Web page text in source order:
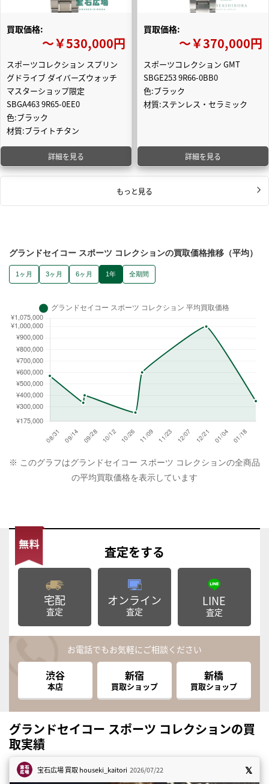
買取価格:
〜￥530,000円
スポーツコレクション スプリン
グドライブ ダイバーズウォッチ
マスターショップ限定
SBGA463 9R65-0EE0
色:ブラック
材質:ブライトチタン
詳細を見る
買取価格:
〜￥370,000円
スポーツコレクション GMT
SBGE253 9R66-0BB0
色:ブラック
材質:ステンレス・セラミック
詳細を見る
もっと見る
グランドセイコー スポーツ コレクションの買取価格推移（平均）
1ヶ月 3ヶ月 6ヶ月 1年 全期間
※ このグラフはグランドセイコー スポーツ コレクションの全商品
の平均買取価格を表示しています
査定をする
宅配
査定
オンライン
査定
LINE
査定
お電話でもお気軽にご相談ください
渋谷
本店
新宿
買取ショップ
新橋
買取ショップ
グランドセイコー スポーツ コレクションの買
取実績
宝石広場 買取houseki_kaitori 2026/07/22